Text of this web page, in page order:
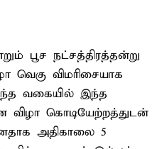
பூச நட்சத்திரத்தன்று
வெகு விமரிசையாக
வகையில் இந்த
கொடியேற்றத்துடன்
அதிகாலை 5